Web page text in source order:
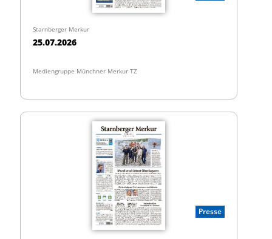
Starnberger Merkur
25.07.2026
Mediengruppe Münchner Merkur TZ
Presse